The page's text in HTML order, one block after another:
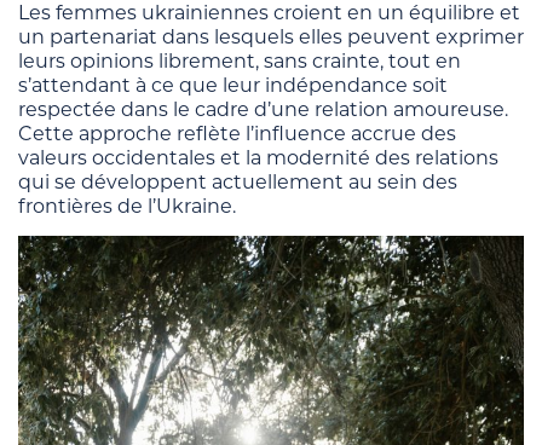
Les femmes ukrainiennes croient en un équilibre et
un partenariat dans lesquels elles peuvent exprimer
leurs opinions librement, sans crainte, tout en
s’attendant à ce que leur indépendance soit
respectée dans le cadre d’une relation amoureuse.
Cette approche reflète l’influence accrue des
valeurs occidentales et la modernité des relations
qui se développent actuellement au sein des
frontières de l’Ukraine.